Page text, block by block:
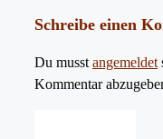
Schreibe einen
Du musst angemeldet
Kommentar